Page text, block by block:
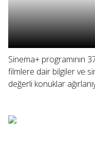
Sinema+ programının
filmlere dair bilgiler ve
değerli konuklar